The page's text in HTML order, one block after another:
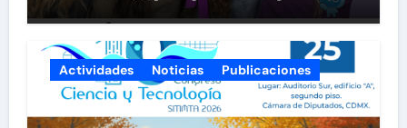
seguras nos queremos!
Actividades Noticias Publicaciones